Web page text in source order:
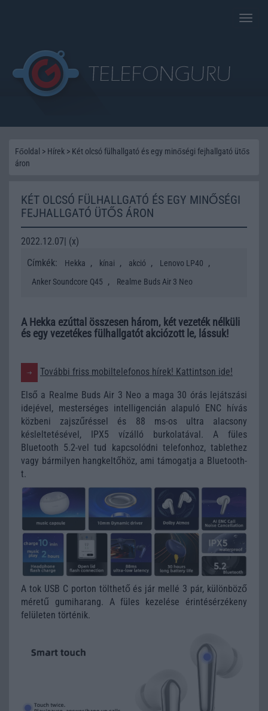
Toggle
Főoldal > Hírek > Két olcsó fülhallgató és egy minőségi fejhallgató ütős
áron
KÉT OLCSÓ FÜLHALLGATÓ ÉS EGY MINŐSÉGI
FEJHALLGATÓ ÜTŐS ÁRON
2022.12.07| (x)
Címkék:
Hekka , kínai , akció , Lenovo LP40 ,
Anker Soundcore Q45 , Realme Buds Air 3 Neo
A Hekka ezúttal összesen három, két vezeték nélküli
és egy vezetékes fülhallgatót akciózott le, lássuk!
További friss mobiltelefonos hírek! Kattintson ide!
Első a Realme Buds Air 3 Neo a maga 30 órás lejátszási
idejével, mesterséges intelligencián alapuló ENC hívás
közbeni zajszűréssel és 88 ms-os ultra alacsony
késleltetésével, IPX5 vízálló burkolatával. A füles
Bluetooth 5.2-vel tud kapcsolódni telefonhoz, tablethez
vagy bármilyen hangkeltőhöz, ami támogatja a Bluetooth-
t.
A tok USB C porton tölthető és jár mellé 3 pár, különböző
méretű gumiharang. A füles kezelése érintésérzékeny
felületen történik.